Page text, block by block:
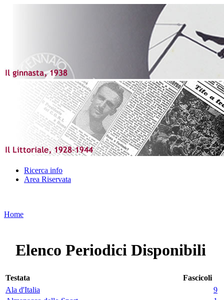
Ricerca info
Area Riservata
Home
Elenco Periodici Disponibili
Testata
Fascicoli
Ala d'Italia
9